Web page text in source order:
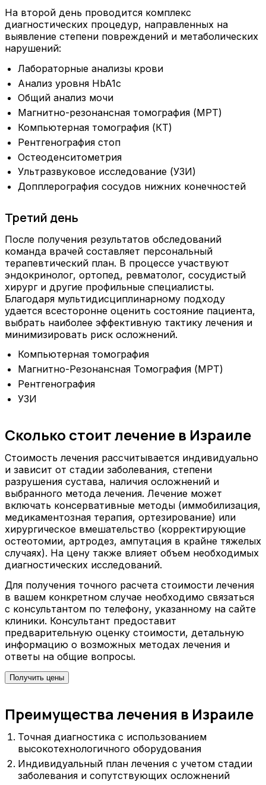
На второй день проводится комплекс
диагностических процедур, направленных на
выявление степени повреждений и метаболических
нарушений:
Лабораторные анализы крови
Анализ уровня HbA1c
Общий анализ мочи
Магнитно-резонансная томография (МРТ)
Компьютерная томография (КТ)
Рентгенография стоп
Остеоденситометрия
Ультразвуковое исследование (УЗИ)
Допплерография сосудов нижних конечностей
Третий день
После получения результатов обследований
команда врачей составляет персональный
терапевтический план. В процессе участвуют
эндокринолог, ортопед, ревматолог, сосудистый
хирург и другие профильные специалисты.
Благодаря мультидисциплинарному подходу
удается всесторонне оценить состояние пациента,
выбрать наиболее эффективную тактику лечения и
минимизировать риск осложнений.
Компьютерная томография
Магнитно-Резонансная Томография (МРТ)
Рентгенография
УЗИ
Сколько стоит лечение в Израиле
Стоимость лечения рассчитывается индивидуально
и зависит от стадии заболевания, степени
разрушения сустава, наличия осложнений и
выбранного метода лечения. Лечение может
включать консервативные методы (иммобилизация,
медикаментозная терапия, ортезирование) или
хирургическое вмешательство (корректирующие
остеотомии, артродез, ампутация в крайне тяжелых
случаях). На цену также влияет объем необходимых
диагностических исследований.
Для получения точного расчета стоимости лечения
в вашем конкретном случае необходимо связаться
с консультантом по телефону, указанному на сайте
клиники. Консультант предоставит
предварительную оценку стоимости, детальную
информацию о возможных методах лечения и
ответы на общие вопросы.
Получить цены
Преимущества лечения в Израиле
Точная диагностика с использованием
высокотехнологичного оборудования
Индивидуальный план лечения с учетом стадии
заболевания и сопутствующих осложнений